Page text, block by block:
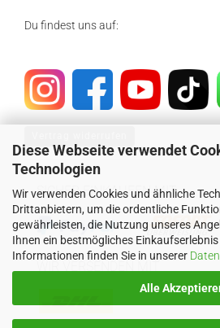
Diese Webseite verwendet
Technologien
Wir verwenden Cookies und ähnliche
Drittanbietern, um die ordentliche
gewährleisten, die Nutzung unseres
Ihnen ein bestmögliches
Informationen finden Sie in unserer
Alle
Du findest uns auf:
SICHER EINKAUFEN MIT